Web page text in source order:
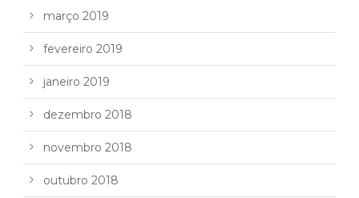
março 2019
fevereiro 2019
janeiro 2019
dezembro 2018
novembro 2018
outubro 2018